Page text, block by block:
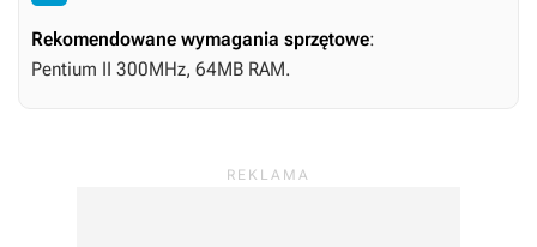
Rekomendowane wymagania sprzętowe:
Pentium II 300MHz, 64MB RAM.